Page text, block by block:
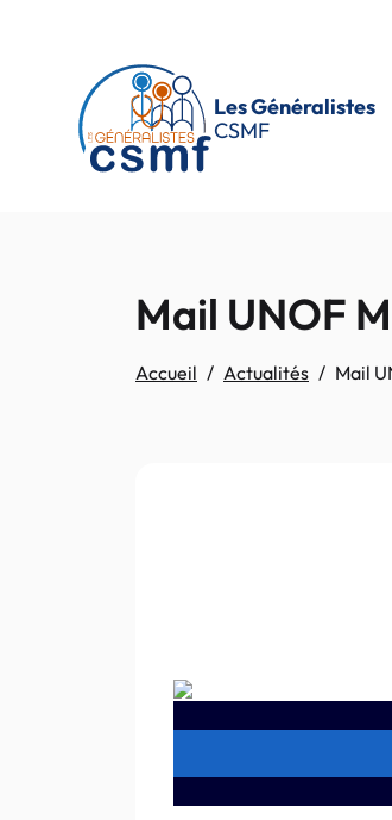
Les Généralistes
CSMF
Mail UNOF
Accueil Actualités Mail